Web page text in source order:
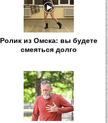
Ролик из Омска: вы будете
смеяться долго